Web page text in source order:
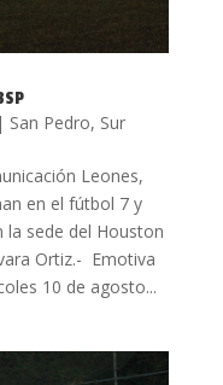
| San Pedro, Sur
Leones,
en el fútbol 7 y
la sede del Houston
Ortiz.- Emotiva
10 de agosto...